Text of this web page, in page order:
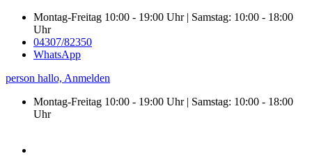
Montag-Freitag 10:00 - 19:00 Uhr | Samstag: 10:00 - 18:00
Uhr
04307/82350
WhatsApp
person hallo, Anmelden
Montag-Freitag 10:00 - 19:00 Uhr | Samstag: 10:00 - 18:00
Uhr